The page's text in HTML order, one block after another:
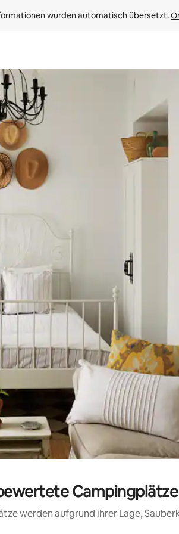
wurden automatisch übersetzt.
nach oben und unten oder erkunde die
werden aufgrund ihrer Lage,